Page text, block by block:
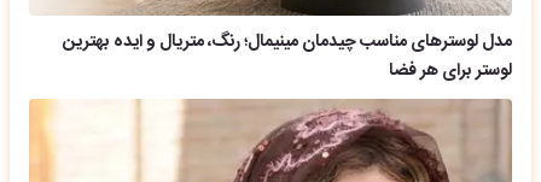
مدل لوسترهای مناسب چیدمان مینیمال؛ رنگ، متریال و ایده بهترین
لوستر برای هر فضا